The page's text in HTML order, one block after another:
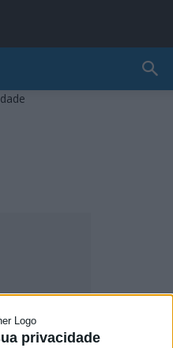
privacidade